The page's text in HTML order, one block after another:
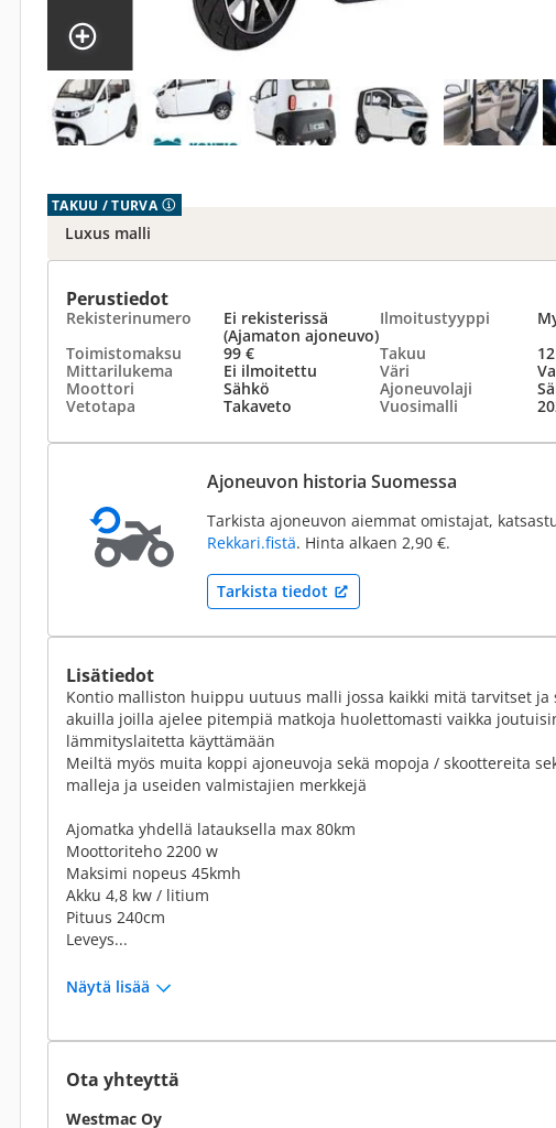
TAKUU / TURVA
Luxus malli
Perustiedot
Rekisterinumero
Ei rekisterissä
(Ajamaton ajoneuvo)
Ilmoitustyyppi
Toimistomaksu
99 € Takuu
Mittarilukema
Ei ilmoitettu Väri
Moottori
Sähkö Ajoneuvolaji
Vetotapa
Takaveto Vuosimalli
Ajoneuvon historia Suomessa
Tarkista ajoneuvon aiemmat omistajat,
Rekkari.fistä. Hinta alkaen 2,90 €.
Tarkista tiedot
Lisätiedot
Kontio malliston huippu uutuus malli jossa kaikki mitä tarvitset ja
akuilla joilla ajelee pitempiä matkoja huolettomasti vaikka
lämmityslaitetta käyttämään
Meiltä myös muita koppi ajoneuvoja sekä mopoja / skoottereita
malleja ja useiden valmistajien merkkejä
Ajomatka yhdellä latauksella max 80km
Moottoriteho 2200 w
Maksimi nopeus 45kmh
Akku 4,8 kw / litium
Pituus 240cm
Leveys...
Näytä lisää
Ota yhteyttä
Westmac Oy